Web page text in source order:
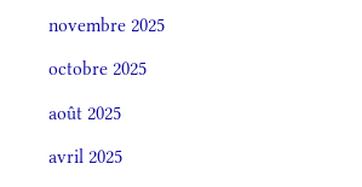
novembre 2025
octobre 2025
août 2025
avril 2025